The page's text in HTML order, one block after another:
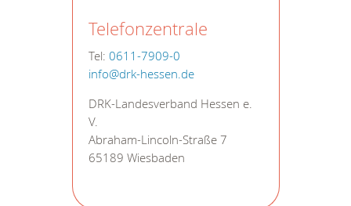
Telefonzentrale
Tel: 0611-7909-0
info@drk-hessen.de
DRK-Landesverband Hessen e.
V.
Abraham-Lincoln-Straße 7
65189 Wiesbaden